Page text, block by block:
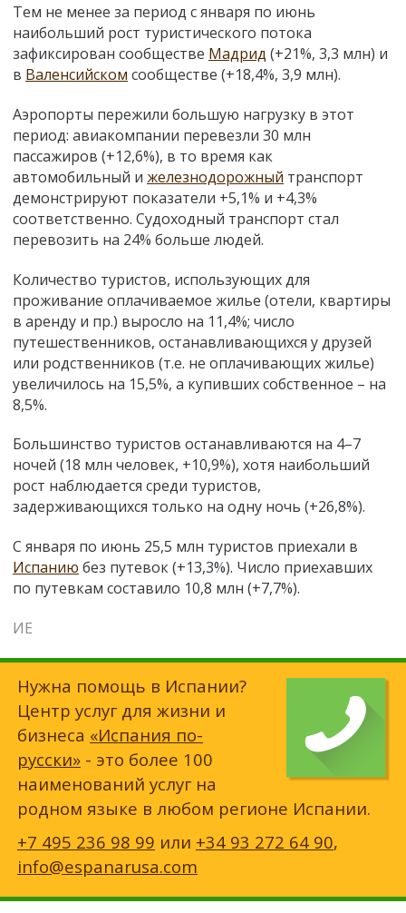
Тем не менее за период с января по июнь
наибольший рост туристического потока
зафиксирован сообществе Мадрид (+21%, 3,3 млн) и
в Валенсийском сообществе (+18,4%, 3,9 млн).
Аэропорты пережили большую нагрузку в этот
период: авиакомпании перевезли 30 млн
пассажиров (+12,6%), в то время как
автомобильный и железнодорожный транспорт
демонстрируют показатели +5,1% и +4,3%
соответственно. Судоходный транспорт стал
перевозить на 24% больше людей.
Количество туристов, использующих для
проживание оплачиваемое жилье (отели, квартиры
в аренду и пр.) выросло на 11,4%; число
путешественников, останавливающихся у друзей
или родственников (т.е. не оплачивающих жилье)
увеличилось на 15,5%, а купивших собственное – на
8,5%.
Большинство туристов останавливаются на 4–7
ночей (18 млн человек, +10,9%), хотя наибольший
рост наблюдается среди туристов,
задерживающихся только на одну ночь (+26,8%).
С января по июнь 25,5 млн туристов приехали в
Испанию без путевок (+13,3%). Число приехавших
по путевкам составило 10,8 млн (+7,7%).
ИЕ
Нужна помощь в Испании?
Центр услуг для жизни и
бизнеса «Испания по-
русски» - это более 100
наименований услуг на
родном языке в любом регионе Испании.
+7 495 236 98 99 или +34 93 272 64 90,
info@espanarusa.com